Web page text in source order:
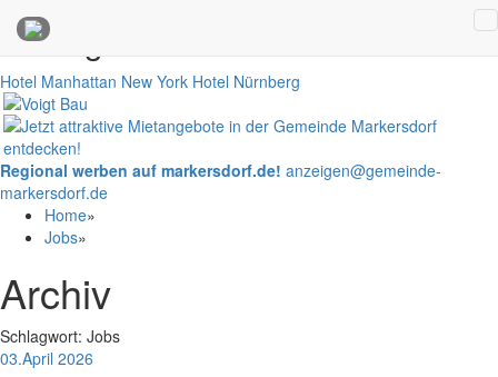
Anzeigen
Hotel Manhattan New York Hotel Nürnberg
Regional werben auf markersdorf.de! anzeigen@gemeinde-
markersdorf.de
Home»
Jobs»
Archiv
Schlagwort: Jobs
03.April 2026